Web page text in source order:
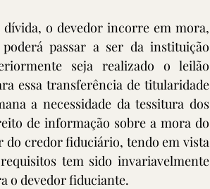
o devedor incorre em mora,
passar a ser da instituição
seja realizado o leilão
essa transferência de titularidade
a necessidade da tessitura dos
de informação sobre a mora do
do credor fiduciário, tendo em vista
tem sido invariavelmente
o devedor fiduciante.